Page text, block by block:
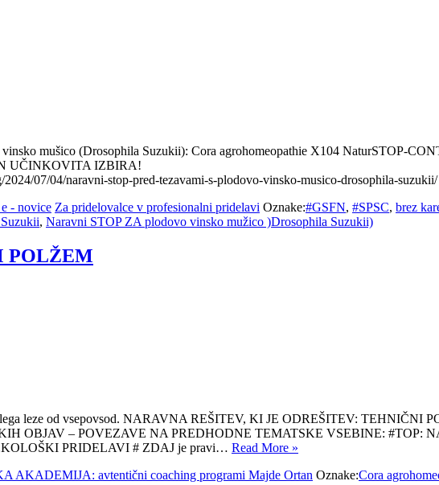
mušico (Drosophila Suzukii): Cora agrohomeopathie X104 NaturSTOP-
UČINKOVITA IZBIRA!
07/04/naravni-stop-pred-tezavami-s-plodovo-vinsko-musico-drosophila-suzukii/
- novice Za pridelovalce v profesionalni pridelavi Oznake:#GSFN, #SPSC, brez
, Naravni STOP ZA plodovo vinsko mužico )Drosophila Suzukii)
POLŽEM
leze od vsepovsod. NARAVNA REŠITEV, KI JE ODREŠITEV:
OBJAV – POVEZAVE NA PREDHODNE TEMATSKE VSEBINE: #TOP:
PRIDELAVI # ZDAJ je pravi… Read More »
AKADEMIJA: avtentični coaching programi Majde Ortan Oznake:Cora